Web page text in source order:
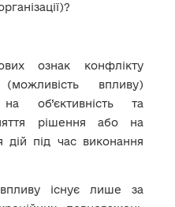
ознак конфлікту
впливу)
об’єктивність та
рішення або на
дій під час виконання
існує лише за